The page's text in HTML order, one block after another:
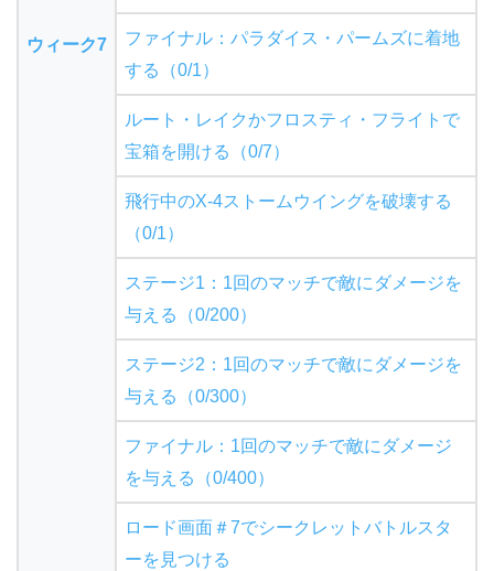
ウィーク7
ファイナル：パラダイス・パームズに着地
する（0/1）
ルート・レイクかフロスティ・フライトで
宝箱を開ける（0/7）
飛行中のX-4ストームウイングを破壊する
（0/1）
ステージ1：1回のマッチで敵にダメージを
与える（0/200）
ステージ2：1回のマッチで敵にダメージを
与える（0/300）
ファイナル：1回のマッチで敵にダメージ
を与える（0/400）
ロード画面＃7でシークレットバトルスタ
ーを見つける